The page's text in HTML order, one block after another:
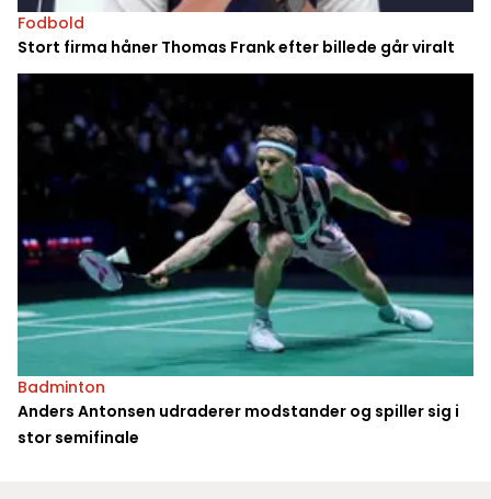
Fodbold
Stort firma håner Thomas Frank efter billede går viralt
Badminton
Anders Antonsen udraderer modstander og spiller sig i
stor semifinale